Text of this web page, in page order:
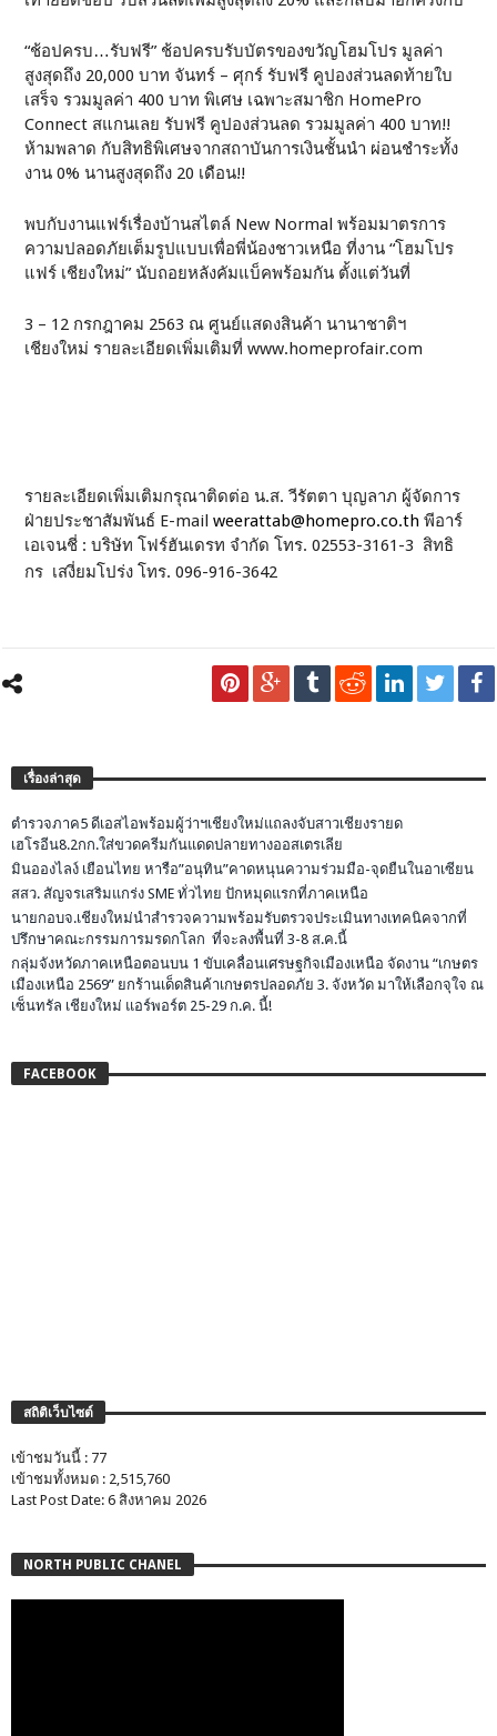
“ช้อปครบ…รับฟรี” ช้อปครบรับบัตรของขวัญโฮมโปร มูลค่า
สูงสุดถึง 20,000 บาท จันทร์ – ศุกร์ รับฟรี คูปองส่วนลดท้ายใบ
เสร็จ รวมมูลค่า 400 บาท พิเศษ เฉพาะสมาชิก HomePro
Connect สแกนเลย รับฟรี คูปองส่วนลด รวมมูลค่า 400 บาท!!
ห้ามพลาด กับสิทธิพิเศษจากสถาบันการเงินชั้นนำ ผ่อนชำระทั้ง
งาน 0% นานสูงสุดถึง 20 เดือน!!
พบกับงานแฟร์เรื่องบ้านสไตล์ New Normal พร้อมมาตรการ
ความปลอดภัยเต็มรูปแบบเพื่อพี่น้องชาวเหนือ ที่งาน “โฮมโปร
แฟร์ เชียงใหม่” นับถอยหลังคัมแบ็คพร้อมกัน ตั้งแต่วันที่
3 – 12 กรกฎาคม 2563 ณ ศูนย์แสดงสินค้า นานาชาติฯ
เชียงใหม่ รายละเอียดเพิ่มเติมที่ www.homeprofair.com
รายละเอียดเพิ่มเติมกรุณาติดต่อ น.ส. วีรัตตา บุญลาภ ผู้จัดการ
ฝ่ายประชาสัมพันธ์ E-mailweerattab@homepro.co.th พีอาร์
เอเจนชี่ : บริษัท โฟร์ฮันเดรท จำกัด โทร. 02553-3161-3 สิทธิ
กร เสงี่ยมโปร่ง โทร. 096-916-3642
เรื่องล่าสุด
ตำรวจภาค5 ดีเอสไอพร้อมผู้ว่าฯเชียงใหม่แถลงจับสาวเชียงรายด
เฮโรอีน8.2กก.ใส่ขวดครีมกันแดดปลายทางออสเตรเลีย
มินอองไลง์ เยือนไทย หารือ”อนุทิน”คาดหนุนความร่วมมือ-จุดยืนในอาเซียน
สสว. สัญจรเสริมแกร่ง SME ทั่วไทย ปักหมุดแรกที่ภาคเหนือ
นายกอบจ.เชียงใหม่นำสำรวจความพร้อมรับตรวจประเมินทางเทคนิคจากที่
ปรึกษาคณะกรรมการมรดกโลก ที่จะลงพื้นที่ 3-8 ส.ค.นี้
กลุ่มจังหวัดภาคเหนือตอนบน 1 ขับเคลื่อนเศรษฐกิจเมืองเหนือ จัดงาน “เกษตร
เมืองเหนือ 2569” ยกร้านเด็ดสินค้าเกษตรปลอดภัย 3. จังหวัด มาให้เลือกจุใจ ณ
เซ็นทรัล เชียงใหม่ แอร์พอร์ต 25-29 ก.ค. นี้!
FACEBOOK
สถิติเว็บไซต์
เข้าชมวันนี้ : 77
เข้าชมทั้งหมด : 2,515,760
Last Post Date: 6 สิงหาคม 2026
NORTH PUBLIC CHANEL